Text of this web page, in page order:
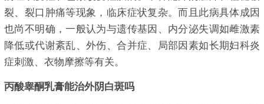
裂、裂口肿痛等现象，临床症状复杂。而且此病具体成因
也尚不明确，一般认为与遗传基因、内分泌失调如雌激素
降低或代谢紊乱、外伤、合并症、局部因素如长期妇科炎
症刺激、衣物摩擦等有关。
丙酸睾酮乳膏能治外阴白斑吗